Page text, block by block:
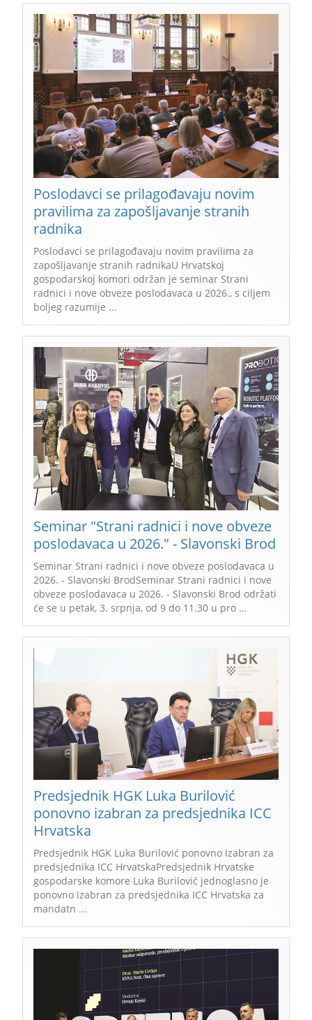
Poslodavci se prilagođavaju novim
pravilima za zapošljavanje stranih
radnika
Poslodavci se prilagođavaju novim pravilima za
zapošljavanje stranih radnikaU Hrvatskoj
gospodarskoj komori održan je seminar Strani
radnici i nove obveze poslodavaca u 2026., s ciljem
boljeg razumije ...
Seminar "Strani radnici i nove obveze
poslodavaca u 2026." - Slavonski Brod
Seminar Strani radnici i nove obveze poslodavaca u
2026. - Slavonski BrodSeminar Strani radnici i nove
obveze poslodavaca u 2026. - Slavonski Brod održati
će se u petak, 3. srpnja, od 9 do 11.30 u pro ...
Predsjednik HGK Luka Burilović
ponovno izabran za predsjednika ICC
Hrvatska
Predsjednik HGK Luka Burilović ponovno izabran za
predsjednika ICC HrvatskaPredsjednik Hrvatske
gospodarske komore Luka Burilović jednoglasno je
ponovno izabran za predsjednika ICC Hrvatska za
mandatn ...